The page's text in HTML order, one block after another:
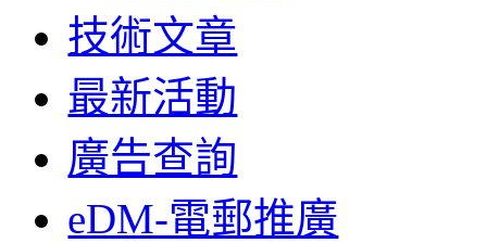
技術文章
最新活動
廣告查詢
eDM-電郵推廣